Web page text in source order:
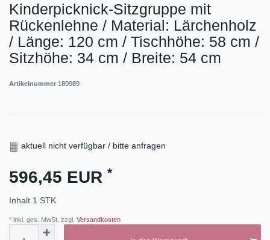
Kinderpicknick-Sitzgruppe mit
Rückenlehne / Material: Lärchenholz
/ Länge: 120 cm / Tischhöhe: 58 cm /
Sitzhöhe: 34 cm / Breite: 54 cm
Artikelnummer 180989
aktuell nicht verfügbar / bitte anfragen
596,45 EUR *
Inhalt 1 STK
* inkl. ges. MwSt. zzgl. Versandkosten